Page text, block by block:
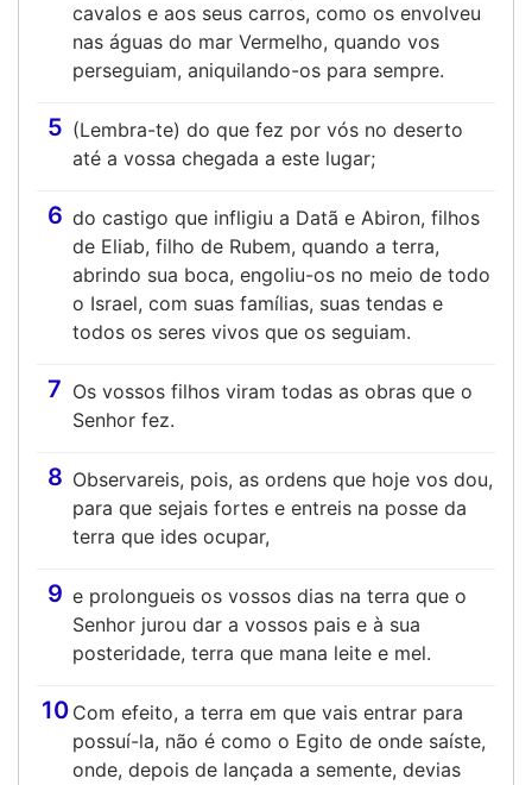
cavalos e aos seus carros, como os envolveu
nas águas do mar Vermelho, quando vos
perseguiam, aniquilando-os para sempre.
5 (Lembra-te) do que fez por vós no deserto
até a vossa chegada a este lugar;
6 do castigo que infligiu a Datã e Abiron, filhos
de Eliab, filho de Rubem, quando a terra,
abrindo sua boca, engoliu-os no meio de todo
o Israel, com suas famílias, suas tendas e
todos os seres vivos que os seguiam.
7 Os vossos filhos viram todas as obras que o
Senhor fez.
8 Observareis, pois, as ordens que hoje vos dou,
para que sejais fortes e entreis na posse da
terra que ides ocupar,
9 e prolongueis os vossos dias na terra que o
Senhor jurou dar a vossos pais e à sua
posteridade, terra que mana leite e mel.
10 Com efeito, a terra em que vais entrar para
possuí-la, não é como o Egito de onde saíste,
onde, depois de lançada a semente, devias